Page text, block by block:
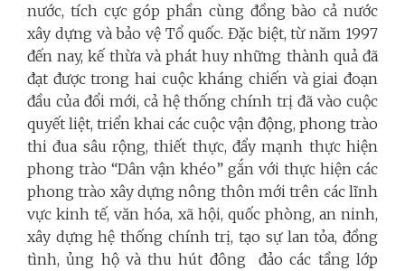
nước, tích cực góp phần cùng đồng bào cả nước
xây dựng và bảo vệ Tổ quốc. Đặc biệt, từ năm 1997
đến nay, kế thừa và phát huy những thành quả đã
đạt được trong hai cuộc kháng chiến và giai đoạn
đầu của đổi mới, cả hệ thống chính trị đã vào cuộc
quyết liệt, triển khai các cuộc vận động, phong trào
thi đua sâu rộng, thiết thực, đẩy mạnh thực hiện
phong trào “Dân vận khéo” gắn với thực hiện các
phong trào xây dựng nông thôn mới trên các lĩnh
vực kinh tế, văn hóa, xã hội, quốc phòng, an ninh,
xây dựng hệ thống chính trị, tạo sự lan tỏa, đồng
tình, ủng hộ và thu hút đông đảo các tầng lớp